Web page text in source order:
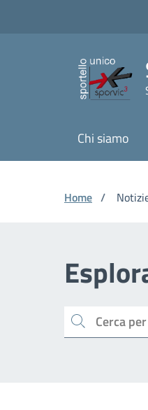
Chi siamo
Home /
Cerca